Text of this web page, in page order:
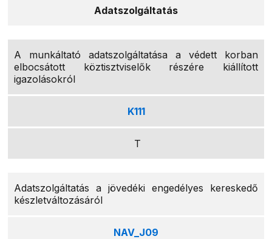
Adatszolgáltatás
A munkáltató adatszolgáltatása a védett korban
elbocsátott köztisztviselők részére kiállított
igazolásokról
K111
T
Adatszolgáltatás a jövedéki engedélyes kereskedő
készletváltozásáról
NAV_J09